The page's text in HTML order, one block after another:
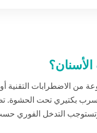
من الاضطرابات التقنية
بكتيري تحت الحشوة.
التدخل الفوري